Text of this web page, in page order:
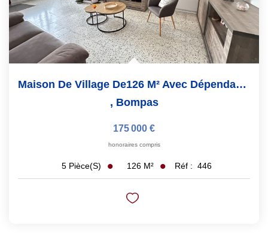
Maison De Village De126 M² Avec Dépendance De 35m²
, Bompas
175 000 €
honoraires compris
5 Pièce(s) 126 M² Réf : 446